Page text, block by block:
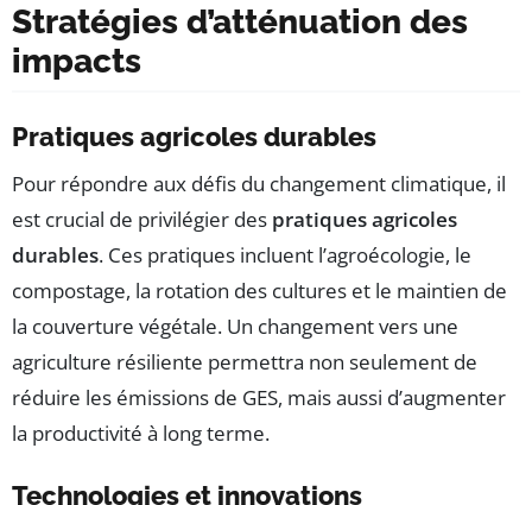
Stratégies d’atténuation des
impacts
Pratiques agricoles durables
Pour répondre aux défis du changement climatique, il
est crucial de privilégier des pratiques agricoles
durables. Ces pratiques incluent l’agroécologie, le
compostage, la rotation des cultures et le maintien de
la couverture végétale. Un changement vers une
agriculture résiliente permettra non seulement de
réduire les émissions de GES, mais aussi d’augmenter
la productivité à long terme.
Technologies et innovations